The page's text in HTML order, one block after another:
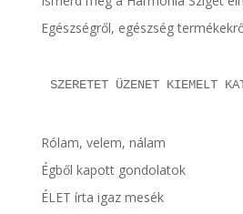
Egészségről, egészség
SZERETET ÜZENET KIEMELT
Rólam, velem, nálam
Égből kapott gondolatok
ÉLET írta igaz mesék